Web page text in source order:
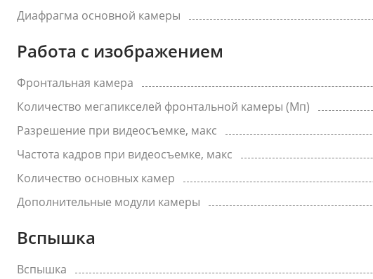
Диафрагма основной камеры
Работа с изображением
Фронтальная камера
Количество мегапикселей фронтальной камеры (Мп)
Разрешение при видеосъемке, макс
Частота кадров при видеосъемке, макс
Количество основных камер
Дополнительные модули камеры
Вспышка
Вспышка